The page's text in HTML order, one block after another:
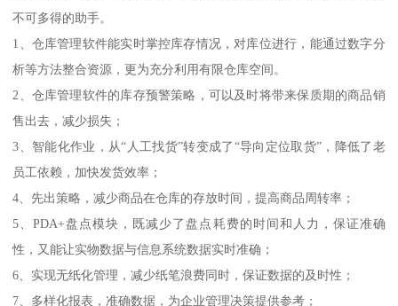
不可多得的助手。
1、仓库管理软件能实时掌控库存情况，对库位进行，能通过数字分
析等方法整合资源，更为充分利用有限仓库空间。
2、仓库管理软件的库存预警策略，可以及时将带来保质期的商品销
售出去，减少损失；
3、智能化作业，从“人工找货”转变成了“导向定位取货”，降低了老
员工依赖，加快发货效率；
4、先出策略，减少商品在仓库的存放时间，提高商品周转率；
5、PDA+盘点模块，既减少了盘点耗费的时间和人力，保证准确
性，又能让实物数据与信息系统数据实时准确；
6、实现无纸化管理，减少纸笔浪费同时，保证数据的及时性；
7、多样化报表，准确数据，为企业管理决策提供参考；